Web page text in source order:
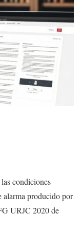
condiciones
alarma producido por
URJC 2020 de